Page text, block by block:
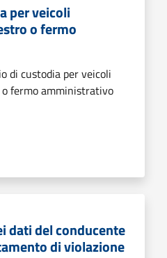
per veicoli
o fermo
di custodia per veicoli
fermo amministrativo
dati del conducente
di violazione